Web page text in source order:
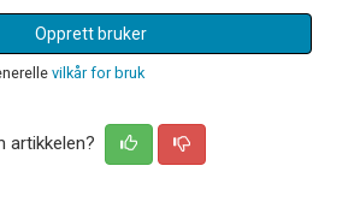
Opprett bruker
vilkår for bruk
artikkelen?